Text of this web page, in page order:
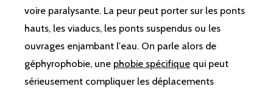
voire paralysante. La peur peut porter sur les ponts
hauts, les viaducs, les ponts suspendus ou les
ouvrages enjambant l'eau. On parle alors de
géphyrophobie, une phobie spécifique qui peut
sérieusement compliquer les déplacements